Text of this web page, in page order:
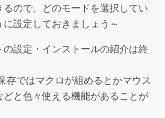
ので、どのモードを選択してい
設定しておきましょう～
設定・インストールの紹介は終
存ではマクロが組めるとかマウス
と色々使える機能があることが